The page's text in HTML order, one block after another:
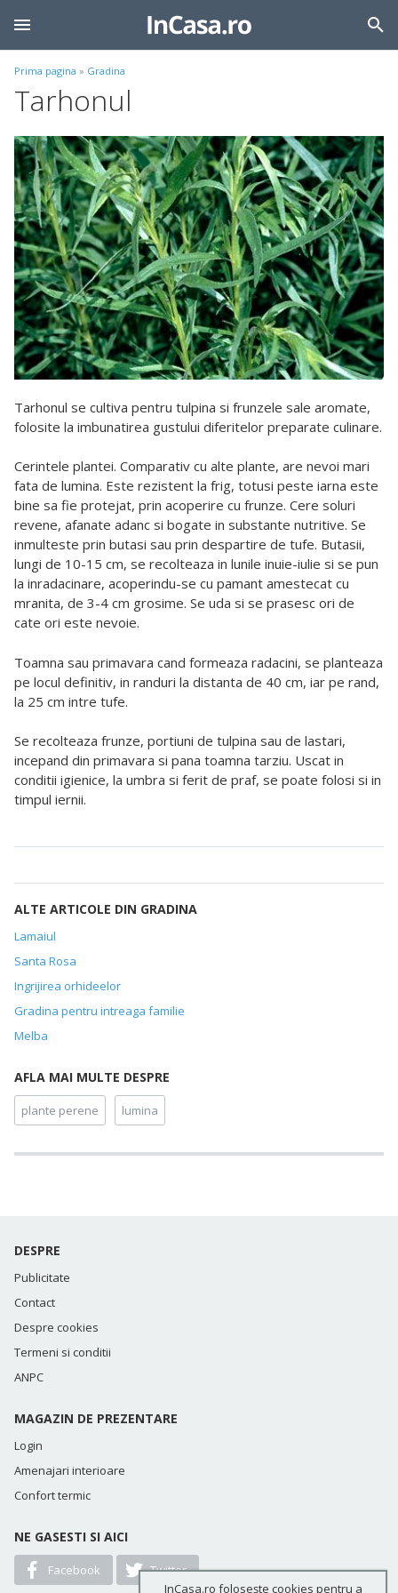
Prima pagina » Gradina
Tarhonul
Tarhonul se cultiva pentru tulpina si frunzele sale aromate,
folosite la imbunatirea gustului diferitelor preparate culinare.
Cerintele plantei. Comparativ cu alte plante, are nevoi mari
fata de lumina. Este rezistent la frig, totusi peste iarna este
bine sa fie protejat, prin acoperire cu frunze. Cere soluri
revene, afanate adanc si bogate in substante nutritive. Se
inmulteste prin butasi sau prin despartire de tufe. Butasii,
lungi de 10-15 cm, se recolteaza in lunile inuie-iulie si se pun
la inradacinare, acoperindu-se cu pamant amestecat cu
mranita, de 3-4 cm grosime. Se uda si se prasesc ori de
cate ori este nevoie.
Toamna sau primavara cand formeaza radacini, se planteaza
pe locul definitiv, in randuri la distanta de 40 cm, iar pe rand,
la 25 cm intre tufe.
Se recolteaza frunze, portiuni de tulpina sau de lastari,
incepand din primavara si pana toamna tarziu. Uscat in
conditii igienice, la umbra si ferit de praf, se poate folosi si in
timpul iernii.
ALTE ARTICOLE DIN GRADINA
Lamaiul
Santa Rosa
Ingrijirea orhideelor
Gradina pentru intreaga familie
Melba
AFLA MAI MULTE DESPRE
plante perene lumina
DESPRE
Publicitate
Contact
Despre cookies
Termeni si conditii
ANPC
MAGAZIN DE PREZENTARE
Login
Amenajari interioare
Confort termic
NE GASESTI SI AICI
Facebook
Twitter
InCasa.ro folosește cookies pentru a